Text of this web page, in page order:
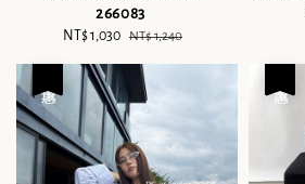
266083
Sale
NT$ 1,030 Regular
NT$ 1,240